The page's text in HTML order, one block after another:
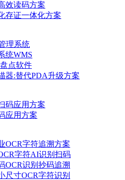
效读码方案
存证一体化方案
理系统
统WMS
点软件
器:替代PDA升级方案
码应用方案
应用方案
OCR字符追溯方案
字符AI识别扫码
OCR识别抄码追溯
尺寸OCR字符识别